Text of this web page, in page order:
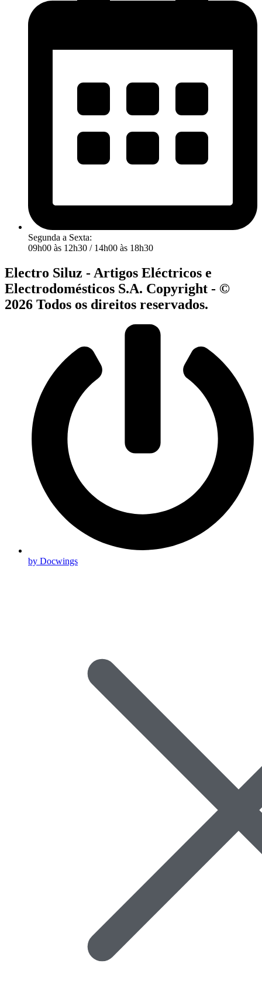
Segunda a Sexta:
09h00 às 12h30 / 14h00 às 18h30
Electro Siluz - Artigos Eléctricos e
Electrodomésticos S.A. Copyright - ©
2026 Todos os direitos reservados.
by Docwings